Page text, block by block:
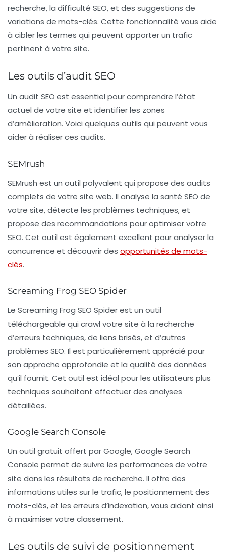
recherche, la difficulté SEO, et des suggestions de
variations de mots-clés. Cette fonctionnalité vous aide
à cibler les termes qui peuvent apporter un trafic
pertinent à votre site.
Les outils d’audit SEO
Un audit SEO est essentiel pour comprendre l’état
actuel de votre site et identifier les zones
d’amélioration. Voici quelques outils qui peuvent vous
aider à réaliser ces audits.
SEMrush
SEMrush est un outil polyvalent qui propose des audits
complets de votre site web. Il analyse la santé SEO de
votre site, détecte les problèmes techniques, et
propose des recommandations pour optimiser votre
SEO. Cet outil est également excellent pour analyser la
concurrence et découvrir des opportunités de mots-
clés.
Screaming Frog SEO Spider
Le Screaming Frog SEO Spiderest un outil
téléchargeable qui crawl votre site à la recherche
d’erreurs techniques, de liens brisés, et d’autres
problèmes SEO. Il est particulièrement apprécié pour
son approche approfondie et la qualité des données
qu’il fournit. Cet outil est idéal pour les utilisateurs plus
techniques souhaitant effectuer des analyses
détaillées.
Google Search Console
Un outil gratuit offert par Google,Google Search
Console permet de suivre les performances de votre
site dans les résultats de recherche. Il offre des
informations utiles sur le trafic, le positionnement des
mots-clés, et les erreurs d’indexation, vous aidant ainsi
à maximiser votre classement.
Les outils de suivi de positionnement